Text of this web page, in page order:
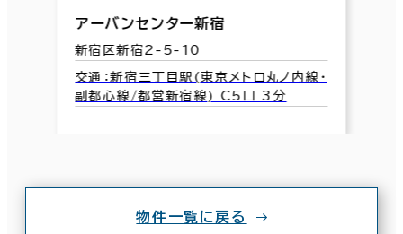
アーバンセンター新宿
新宿区新宿2-5-10
交通：新宿三丁目駅(東京メトロ丸ノ内線･
副都心線/都営新宿線) C5口 3分
物件一覧に戻る